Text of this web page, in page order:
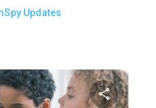
Updates